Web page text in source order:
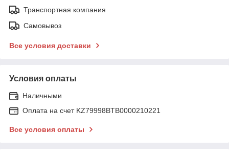
Транспортная компания
Самовывоз
Все условия доставки
Условия оплаты
Наличными
Оплата на счет KZ79998BTB0000210221
Все условия оплаты